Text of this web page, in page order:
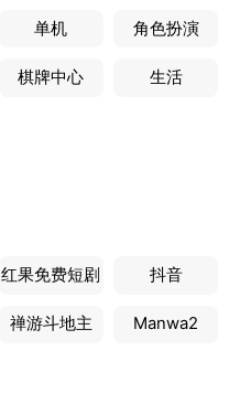
单机 角色扮演
棋牌中心 生活
红果免费短剧 抖音
禅游斗地主 Manwa2